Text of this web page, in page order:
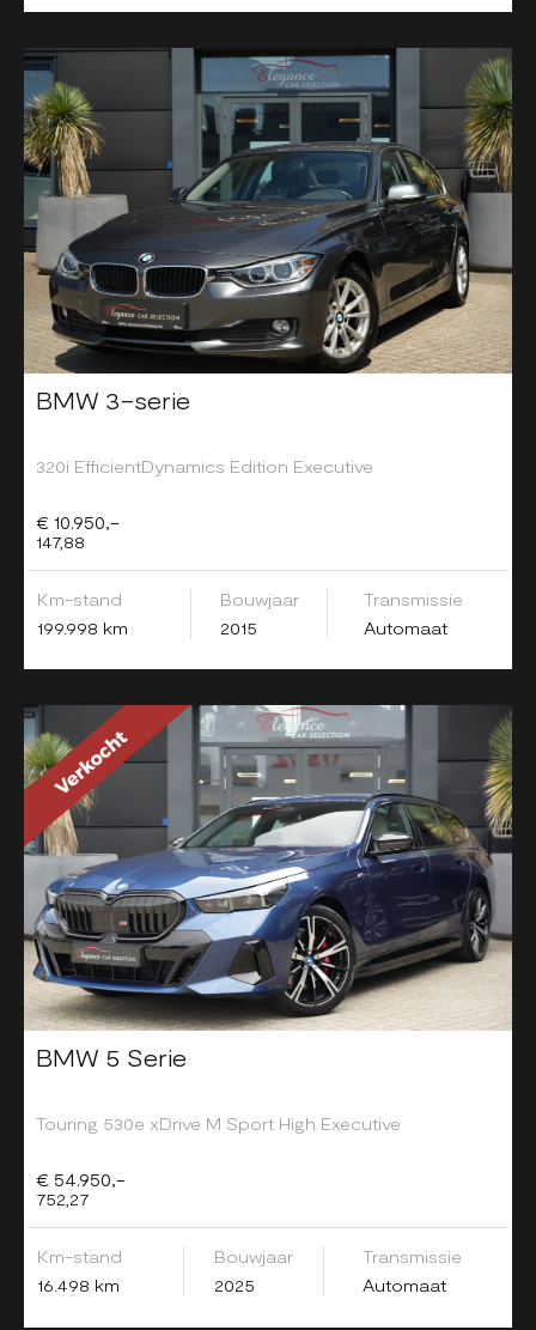
BMW 3-serie
320i EfficientDynamics Edition Executive
€ 10.950,-
147,88
Km-stand
199.998 km
Bouwjaar
2015
Transmissie
Automaat
BMW 5 Serie
Touring 530e xDrive M Sport High Executive
€ 54.950,-
752,27
Km-stand
16.498 km
Bouwjaar
2025
Transmissie
Automaat